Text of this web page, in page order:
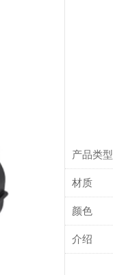
产品类型
材质
颜色
介绍